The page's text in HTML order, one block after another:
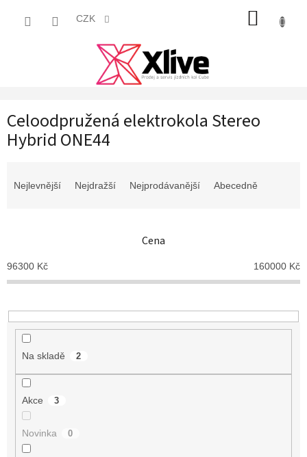
CZK
Celoodpružená elektrokola Stereo
Hybrid ONE44
p
r
o
u
Nejlevnější Nejdražší Nejprodávanější Abecedně
Cena
96300 Kč 160000 Kč
Na skladě 2
Akce 3
Novinka 0